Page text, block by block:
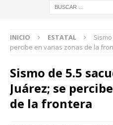
INICIO ESTATAL
percibe en varias zonas de la
Sismo de 5.5
Juárez; se
de la frontera